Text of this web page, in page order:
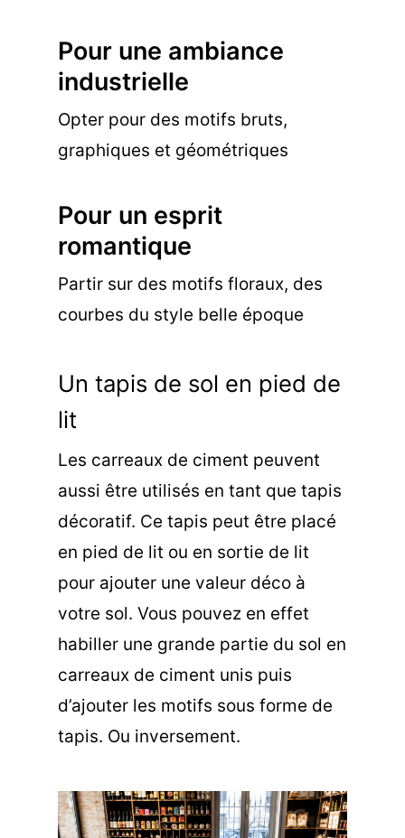
Pour une ambiance
industrielle
Opter pour des motifs bruts,
graphiques et géométriques
Pour un esprit
romantique
Partir sur des motifs floraux, des
courbes du style belle époque
Un tapis de sol en pied de
lit
Les carreaux de ciment peuvent
aussi être utilisés en tant que tapis
décoratif. Ce tapis peut être placé
en pied de lit ou en sortie de lit
pour ajouter une valeur déco à
votre sol. Vous pouvez en effet
habiller une grande partie du sol en
carreaux de ciment unis puis
d’ajouter les motifs sous forme de
tapis. Ou inversement.